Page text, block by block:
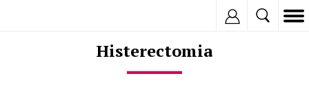
Histerectomia